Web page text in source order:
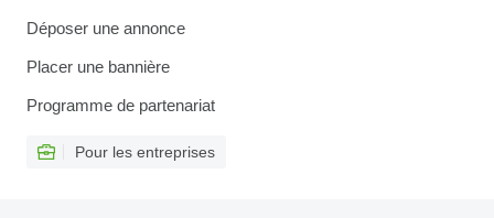
Déposer une annonce
Placer une bannière
Programme de partenariat
Pour les entreprises